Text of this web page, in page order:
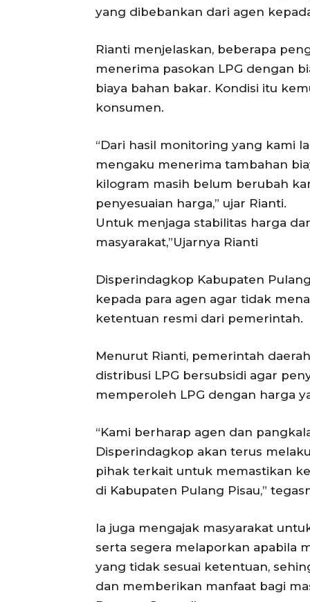
yang dibebankan dari agen
Rianti menjelaskan, beberapa
menerima pasokan LPG dengan
biaya bahan bakar. Kondisi itu
konsumen.
“Dari hasil monitoring yang kami
mengaku menerima tambahan
kilogram masih belum berubah
penyesuaian harga,” ujar Rianti.
Untuk menjaga stabilitas harga
masyarakat,”Ujarnya Rianti
Disperindagkop Kabupaten
kepada para agen agar tidak
ketentuan resmi dari pemerintah.
Menurut Rianti, pemerintah
distribusi LPG bersubsidi agar
memperoleh LPG dengan harga
“Kami berharap agen dan
Disperindagkop akan terus
pihak terkait untuk memastikan
di Kabupaten Pulang Pisau,”
Ia juga mengajak masyarakat
serta segera melaporkan apabila
yang tidak sesuai ketentuan,
dan memberikan manfaat bagi